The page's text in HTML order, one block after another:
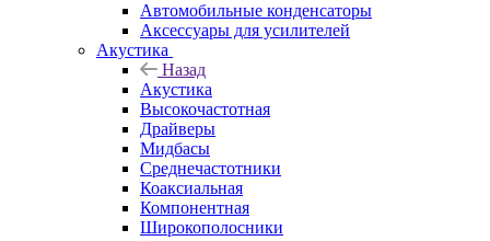
Автомобильные конденсаторы
Аксессуары для усилителей
Акустика
Назад
Акустика
Высокочастотная
Драйверы
Мидбасы
Среднечастотники
Коаксиальная
Компонентная
Широкополосники